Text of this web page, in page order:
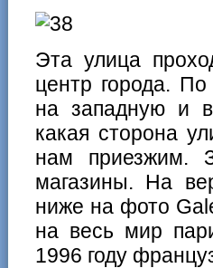
Эта улица
центр города.
на западную и
какая сторона
нам приезжим.
магазины. На
ниже на фото
на весь мир
1996 году